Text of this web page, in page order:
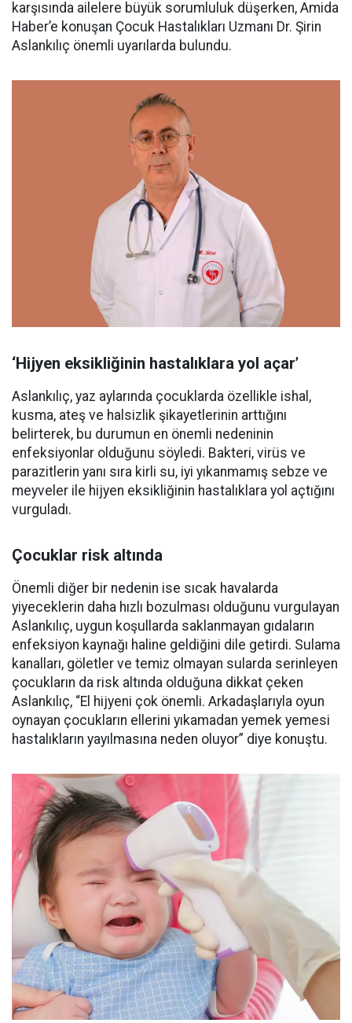
karşısında ailelere büyük sorumluluk düşerken, Amida
Haber’e konuşan Çocuk Hastalıkları Uzmanı Dr. Şirin
Aslankılıç önemli uyarılarda bulundu.
‘Hijyen eksikliğinin hastalıklara yol açar’
Aslankılıç, yaz aylarında çocuklarda özellikle ishal,
kusma, ateş ve halsizlik şikayetlerinin arttığını
belirterek, bu durumun en önemli nedeninin
enfeksiyonlar olduğunu söyledi. Bakteri, virüs ve
parazitlerin yanı sıra kirli su, iyi yıkanmamış sebze ve
meyveler ile hijyen eksikliğinin hastalıklara yol açtığını
vurguladı.
Çocuklar risk altında
Önemli diğer bir nedenin ise sıcak havalarda
yiyeceklerin daha hızlı bozulması olduğunu vurgulayan
Aslankılıç, uygun koşullarda saklanmayan gıdaların
enfeksiyon kaynağı haline geldiğini dile getirdi. Sulama
kanalları, göletler ve temiz olmayan sularda serinleyen
çocukların da risk altında olduğuna dikkat çeken
Aslankılıç, “El hijyeni çok önemli. Arkadaşlarıyla oyun
oynayan çocukların ellerini yıkamadan yemek yemesi
hastalıkların yayılmasına neden oluyor” diye konuştu.